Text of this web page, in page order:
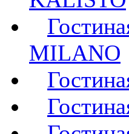
MILANO